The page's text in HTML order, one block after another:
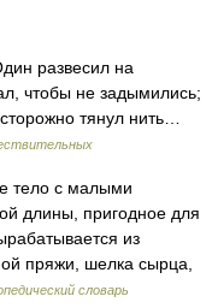
развесил на
чтобы не задымились;
тянул нить…
тело с малыми
длины, пригодное для
из
пряжи, шелка сырца,
словарь